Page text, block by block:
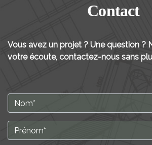
Contact
Vous avez un projet ? Une question ?
votre écoute, contactez-nous sans